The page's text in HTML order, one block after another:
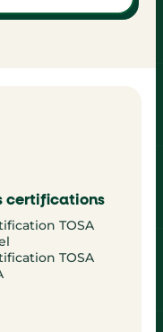
certifications
TOSA
TOSA